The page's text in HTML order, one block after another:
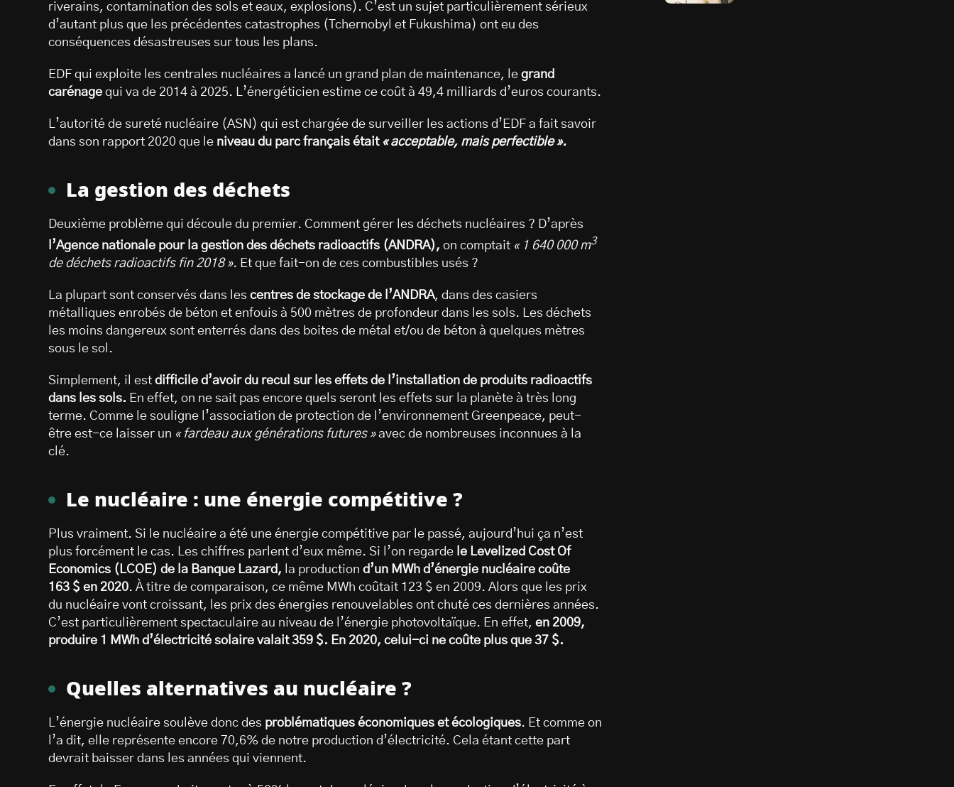
riverains, contamination des sols et eaux, explosions). C’est un sujet particulièrement sérieux
d’autant plus que les précédentes catastrophes (Tchernobyl et Fukushima) ont eu des
conséquences désastreuses sur tous les plans.
EDF qui exploite les centrales nucléaires a lancé un grand plan de maintenance, le grand
carénage qui va de 2014 à 2025. L’énergéticien estime ce coût à 49,4 milliards d’euros courants.
L’autorité de sureté nucléaire (ASN) qui est chargée de surveiller les actions d’EDF a fait savoir
dans son rapport 2020 que le niveau du parc français était « acceptable, mais perfectible ».
La gestion des déchets
Deuxième problème qui découle du premier. Comment gérer les déchets nucléaires ? D’après
l’Agence nationale pour la gestion des déchets radioactifs (ANDRA), on comptait « 1 640 000 m3
de déchets radioactifs fin 2018 ». Et que fait-on de ces combustibles usés ?
La plupart sont conservés dans les centres de stockage de l’ANDRA, dans des casiers
métalliques enrobés de béton et enfouis à 500 mètres de profondeur dans les sols. Les déchets
les moins dangereux sont enterrés dans des boites de métal et/ou de béton à quelques mètres
sous le sol.
Simplement, il est difficile d’avoir du recul sur les effets de l’installation de produits radioactifs
dans les sols. En effet, on ne sait pas encore quels seront les effets sur la planète à très long
terme. Comme le souligne l’association de protection de l’environnement Greenpeace, peut-
être est-ce laisser un « fardeau aux générations futures »avec de nombreuses inconnues à la
clé.
Le nucléaire : une énergie compétitive ?
Plus vraiment. Si le nucléaire a été une énergie compétitive par le passé, aujourd’hui ça n’est
plus forcément le cas. Les chiffres parlent d’eux même. Si l’on regarde le Levelized Cost Of
Economics (LCOE) de la Banque Lazard, la production d’un MWh d’énergie nucléaire coûte
163 $ en 2020. À titre de comparaison, ce même MWh coûtait 123 $ en 2009. Alors que les prix
du nucléaire vont croissant, les prix des énergies renouvelables ont chuté ces dernières années.
C’est particulièrement spectaculaire au niveau de l’énergie photovoltaïque. En effet, en 2009,
produire 1 MWh d’électricité solaire valait 359 $. En 2020, celui-ci ne coûte plus que 37 $.
Quelles alternatives au nucléaire ?
L’énergie nucléaire soulève donc des problématiques économiques et écologiques. Et comme on
l’a dit, elle représente encore 70,6% de notre production d’électricité. Cela étant cette part
devrait baisser dans les années qui viennent.